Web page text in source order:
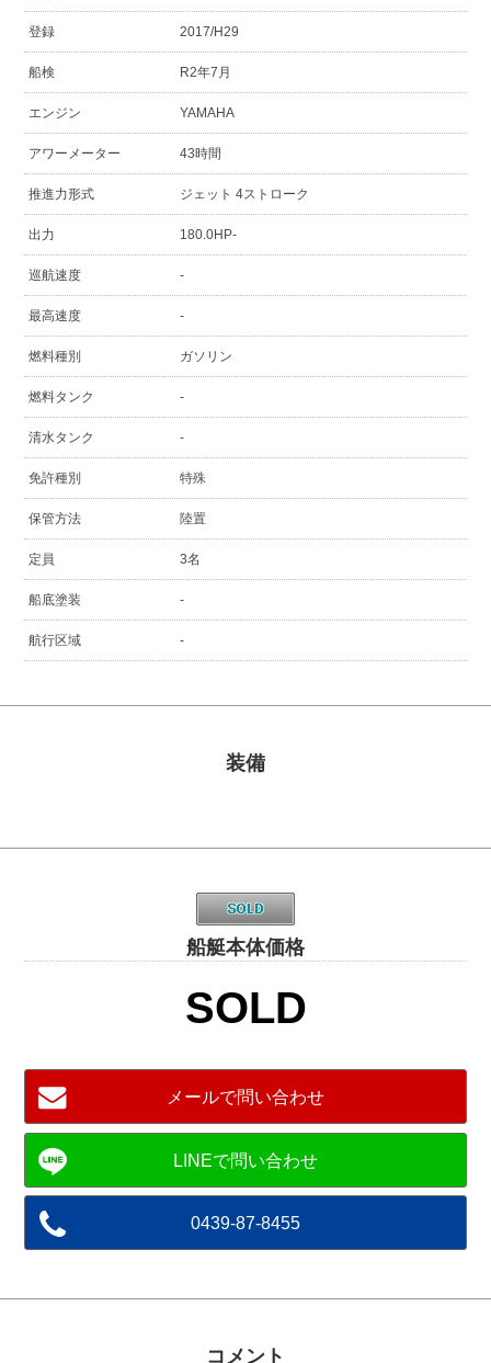
登録 2017/H29
船検 R2年7月
エンジン YAMAHA
アワーメーター 43時間
推進力形式 ジェット 4ストローク
出力 180.0HP-
巡航速度 -
最高速度 -
燃料種別 ガソリン
燃料タンク -
清水タンク -
免許種別 特殊
保管方法 陸置
定員 3名
船底塗装 -
航行区域 -
装備
船艇本体価格
SOLD
メールで問い合わせ
0439-87-8455
コメント